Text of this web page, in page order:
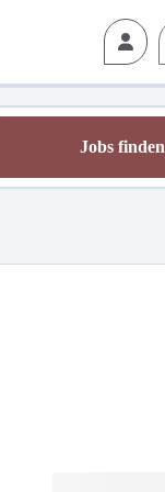
Jobs finden